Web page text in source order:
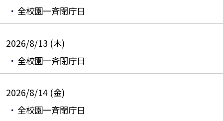
全校園一斉閉庁日
2026/8/13 (木)
全校園一斉閉庁日
2026/8/14 (金)
全校園一斉閉庁日